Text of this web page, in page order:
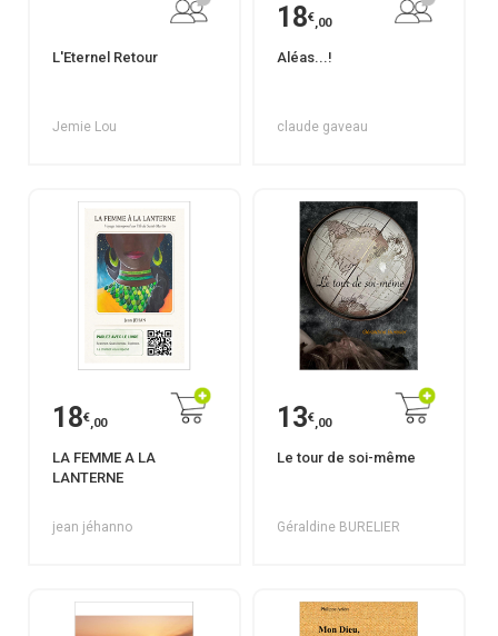
L'Eternel Retour
Jemie Lou
18€,00
Aléas...!
claude gaveau
18€,00
LA FEMME A LA
LANTERNE
jean jéhanno
13€,00
Le tour de soi-même
Géraldine BURELIER